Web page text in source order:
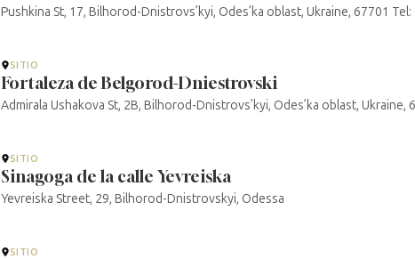
Pushkina St, 17, Bilhorod-Dnistrovs’kyi, Odes’ka oblast, Ukraine, 67701
SITIO
Fortaleza de Belgorod-Dniestrovski
Admirala Ushakova St, 2В, Bilhorod-Dnistrovs’kyi, Odes’ka oblast, Ukraine,
SITIO
Sinagoga de la calle Yevreiska
Yevreiska Street, 29, Bilhorod-Dnistrovskyi, Odessa
SITIO